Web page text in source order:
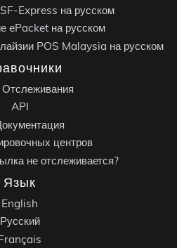
Express на русском
ePacket на русском
POS Malaysia на русском
Отслеживания
API
центров
не отслеживается?
Язык
English
Русский